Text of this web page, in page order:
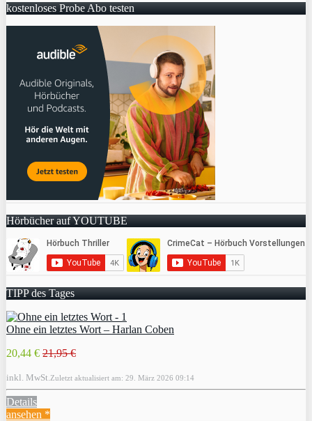
kostenloses Probe Abo testen
Hörbücher auf YOUTUBE
TIPP des Tages
Ohne ein letztes Wort – Harlan Coben
20,44 € 21,95 €
inkl. MwSt. Zuletzt aktualisiert am: 29. März 2026 09:14
Details
ansehen *